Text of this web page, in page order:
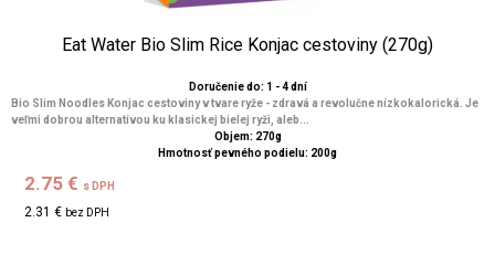
Eat Water Bio Slim Rice Konjac cestoviny (270g)
Doručenie do: 1 - 4 dní
Bio Slim Noodles Konjac cestoviny v tvare ryže - zdravá a revolučne nízkokalorická. Je
veľmi dobrou alternatívou ku klasickej bielej ryži, aleb...
Objem: 270g
Hmotnosť pevného podielu: 200g
2.75 € s DPH
2.31 € bez DPH